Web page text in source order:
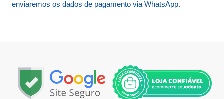
enviaremos os dados de pagamento via WhatsApp.